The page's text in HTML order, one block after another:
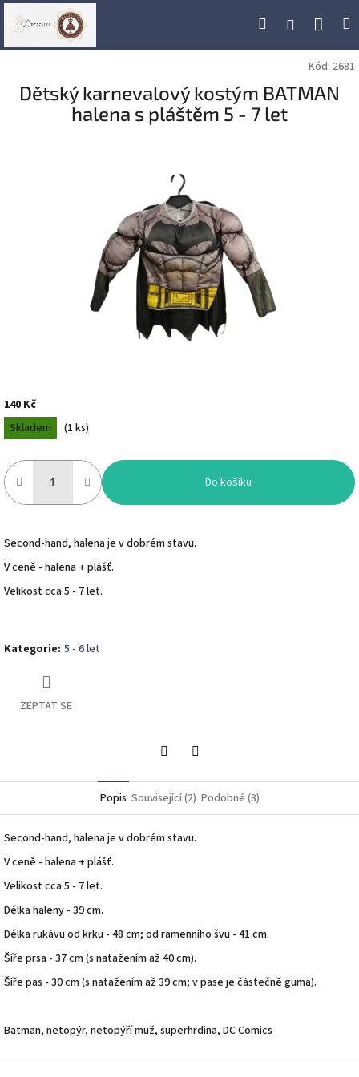
Přejít
Hledat Přihlášení
Kód: 2681
Dětský karnevalový kostým BATMAN
halena s pláštěm 5 - 7 let
140 Kč
Měrná
cena:
Skladem (1 ks)
Do košíku
Second-hand, halena je v dobrém stavu.
V ceně - halena + plášť.
Velikost cca 5 - 7 let.
Kategorie: 5 - 6 let
ZEPTAT SE
Popis Související (2) Podobné (3)
Second-hand, halena je v dobrém stavu.
V ceně - halena + plášť.
Velikost cca 5 - 7 let.
Délka haleny - 39 cm.
Délka rukávu od krku - 48 cm; od ramenního švu - 41 cm.
Šíře prsa - 37 cm (s natažením až 40 cm).
Šíře pas - 30 cm (s natažením až 39 cm; v pase je částečně guma).
Batman, netopýr, netopýří muž, superhrdina, DC Comics